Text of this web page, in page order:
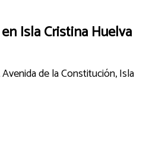
Isla Cristina Huelva
de la Constitución, Isla